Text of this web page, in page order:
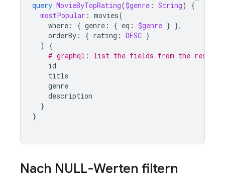
query MovieByTopRating($genre : String)
{
mostPopular : movies(
where : { genre : { eq : $genre } },
orderBy : { rating : DESC }
)
{
# graphql: list the fields from the results
id
title
genre
description
}
}
Nach NULL-Werten filtern